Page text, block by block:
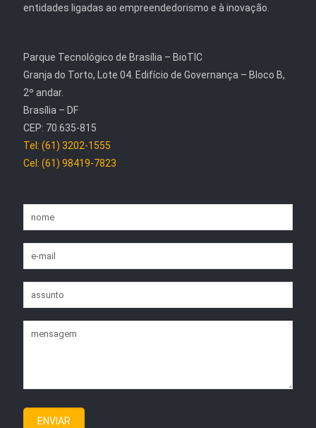
entidades ligadas ao empreendedorismo e à inovação.
Parque Tecnológico de Brasília – BioTIC
Granja do Torto, Lote 04. Edifício de Governança – Bloco B,
2º andar.
Brasília – DF
CEP: 70.635-815
Tel: (61) 3202-1555
Cel: (61) 98419-7823